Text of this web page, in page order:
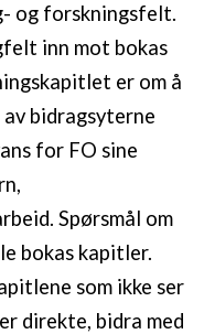
og forskningsfelt.
inn mot bokas
er om å
bidragsyterne
for FO sine
Spørsmål om
bokas kapitler.
som ikke ser
direkte, bidra med